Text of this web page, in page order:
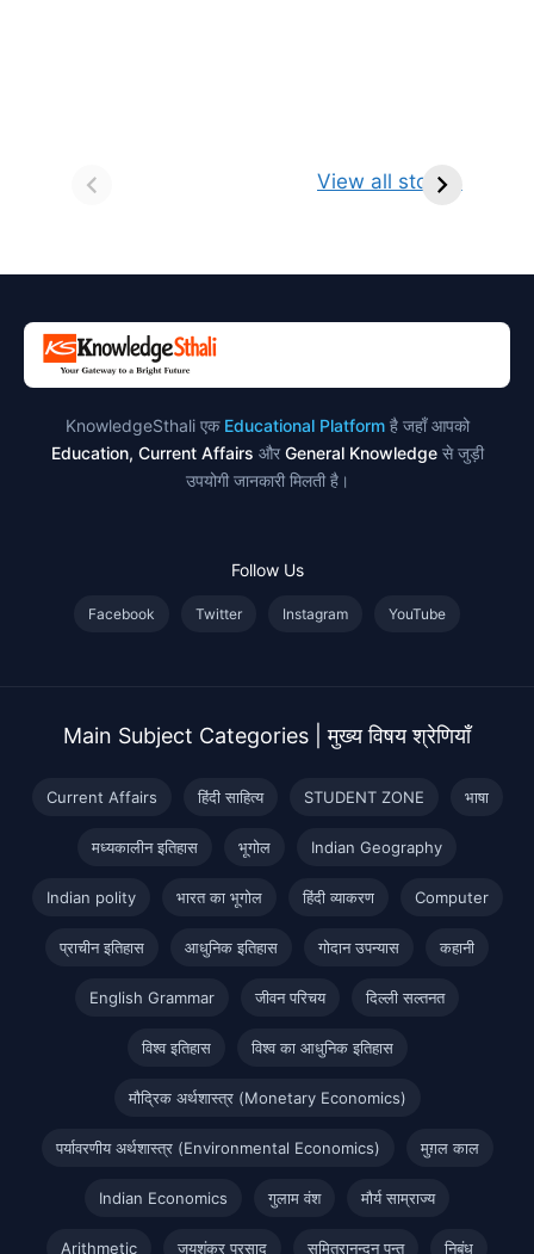
View all stories
किसे कहते है?
ज्योतिर्लिंग | नाम,
KnowledgeSthali एक Educational Platformहै जहाँ आपको
Education, Current Affairs और General Knowledgeसे जुड़ी
उपयोगी जानकारी मिलती है।
Follow Us
Facebook Twitter Instagram YouTube
Main Subject Categories | मुख्य विषय श्रेणियाँ
Current Affairs हिंदी साहित्य STUDENT ZONE भाषा
मध्यकालीन इतिहास भूगोल Indian Geography
Indian polity भारत का भूगोल हिंदी व्याकरण Computer
प्राचीन इतिहास आधुनिक इतिहास गोदान उपन्यास कहानी
English Grammar जीवन परिचय दिल्ली सल्तनत
विश्व इतिहास विश्व का आधुनिक इतिहास
मौद्रिक अर्थशास्त्र (Monetary Economics)
पर्यावरणीय अर्थशास्त्र (Environmental Economics) मुग़ल काल
Indian Economics गुलाम वंश मौर्य साम्राज्य
Arithmetic जयशंकर प्रसाद सुमित्रानन्दन पन्त निबंध